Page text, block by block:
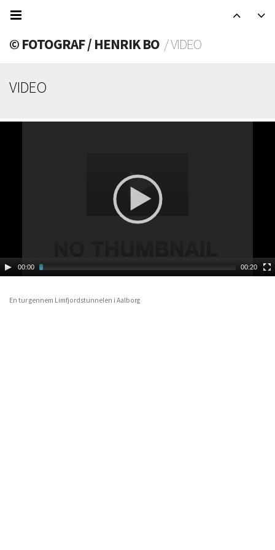
© FOTOGRAF / HENRIK BO / VIDEO
VIDEO
00:00 00:20
En tur gennem Limfjordstunnelen i Aalborg